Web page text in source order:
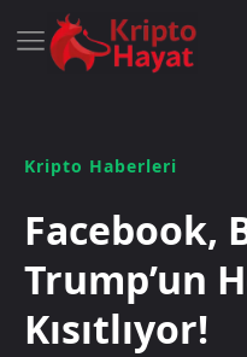
Kripto Haberleri
Facebook,
Trump’un
Kısıtlıyor!